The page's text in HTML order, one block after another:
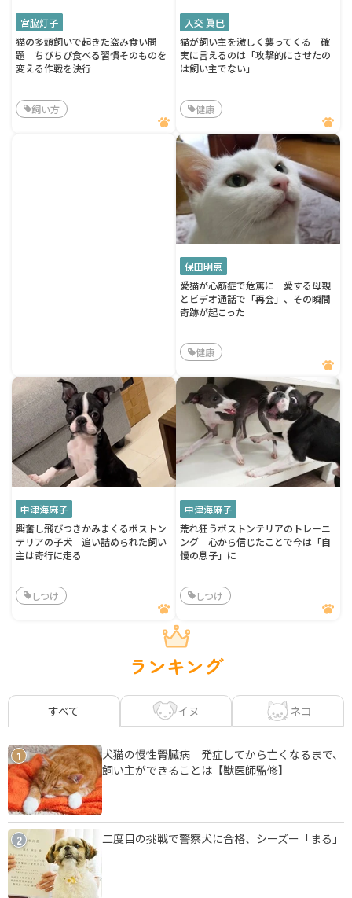
宮脇灯子
猫の多頭飼いで起きた盗み食い問
題 ちびちび食べる習慣そのものを
変える作戦を決行
飼い方
入交 眞巳
猫が飼い主を激しく襲ってくる 確
実に言えるのは「攻撃的にさせたの
は飼い主でない」
健康
保田明恵
愛猫が心筋症で危篤に 愛する母親
とビデオ通話で「再会」、その瞬間
奇跡が起こった
健康
中津海麻子
興奮し飛びつきかみまくるボストン
テリアの子犬 追い詰められた飼い
主は奇行に走る
しつけ
中津海麻子
荒れ狂うボストンテリアのトレーニ
ング 心から信じたことで今は「自
慢の息子」に
しつけ
ランキング
すべて イヌ ネコ
1
犬猫の慢性腎臓病 発症してから亡くなるまで、
飼い主ができることは【獣医師監修】
2 二度目の挑戦で警察犬に合格、シーズー「まる」